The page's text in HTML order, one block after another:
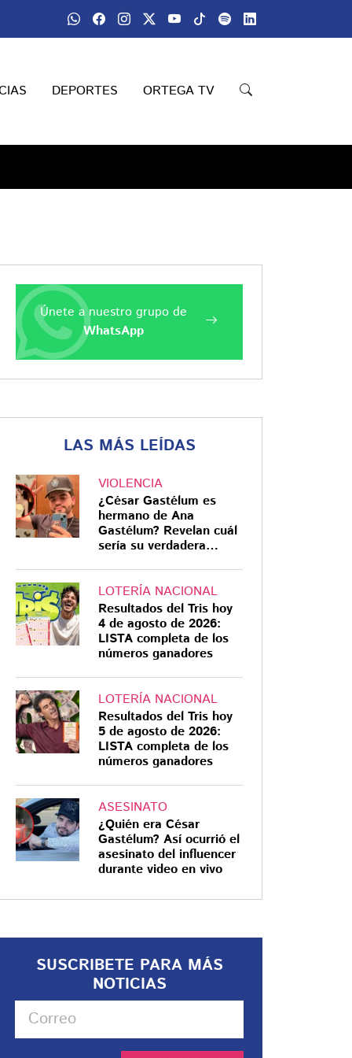
DEPORTES ORTEGA TV
Únete a nuestro grupo de
WhatsApp
LAS MÁS LEÍDAS
VIOLENCIA
¿César Gastélum es
hermano de Ana
Gastélum? Revelan cuál
sería su verdadera
LOTERÍA NACIONAL
Resultados del Tris hoy
4 de agosto de 2026:
LISTA completa de los
números ganadores
LOTERÍA NACIONAL
Resultados del Tris hoy
5 de agosto de 2026:
LISTA completa de los
números ganadores
ASESINATO
¿Quién era César
Gastélum? Así ocurrió el
asesinato del influencer
durante video en vivo
SUSCRIBETE PARA MÁS
NOTICIAS